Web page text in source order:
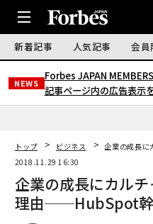
新着記事 人気記事 会員
NEWS
Forbes JAPAN
記事ページ内の広告表示
トップ ビジネス
企業の成長
2018.11.29 16:30
企業の成長にカル
理由──HubSpot幹